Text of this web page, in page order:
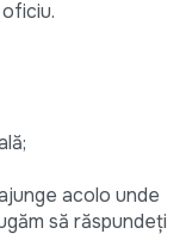
acolo unde
să răspundeți